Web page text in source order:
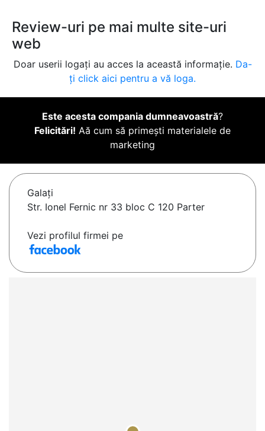
Review-uri pe mai multe site-uri
web
Doar userii logați au acces la această informație. Da-
ți click aici pentru a vă loga.
Este acesta compania dumneavoastră?
Felicitări! Aă cum să primești materialele de
marketing
Galaţi
Str. Ionel Fernic nr 33 bloc C 120 Parter
Vezi profilul firmei pe